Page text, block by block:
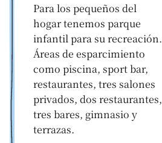
Para los pequeños del
hogar tenemos parque
infantil para su recreación.
Áreas de esparcimiento
como piscina, sport bar,
restaurantes, tres salones
privados, dos restaurantes,
tres bares, gimnasio y
terrazas.